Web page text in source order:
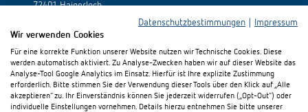
72401 Haigerloch
Fax: +49 (0)74 74/692-150
E-Mail:info@theben.de
Datenschutzbestimmungen
Impressum
Wir verwenden Cookies
Für eine korrekte Funktion unserer Website nutzen wir Technische Cookies. Diese
werden automatisch aktiviert. Zu Analyse-Zwecken haben wir auf dieser Website das
Analyse-Tool Google Analytics im Einsatz. Hierfür ist Ihre explizite Zustimmung
erforderlich. Bitte stimmen Sie der Verwendung dieser Tools über den Klick auf „Alle
akzeptieren“ zu. Ihr Einverständnis können Sie jederzeit widerrufen („Opt-Out“) oder
individuelle Einstellungen vornehmen. Details hierzu entnehmen Sie bitte unserer